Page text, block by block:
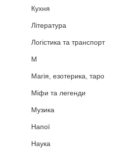
Кухня
Література
Логістика та транспорт
М
Магія, езотерика, таро
Міфи та легенди
Музика
Напої
Наука